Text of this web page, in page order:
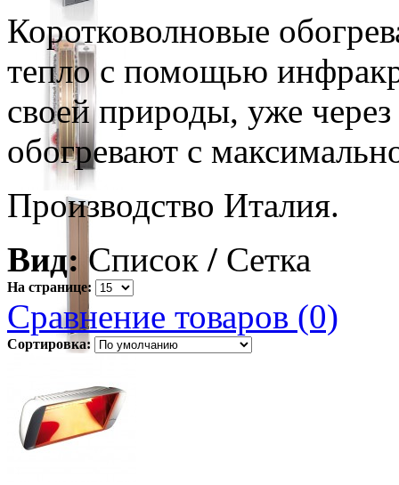
Коротковолновые
тепло с помощью
своей природы, уже
обогревают с
Производство Италия.
Вид: Список / Сетка
На странице:
Сравнение товаров (0)
Сортировка: